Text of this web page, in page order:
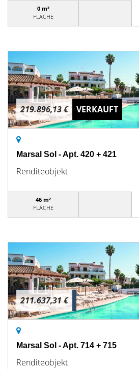
0 m²
FLÄCHE
219.896,13 € VERKAUFT
Marsal Sol - Apt. 420 + 421
Renditeobjekt
46 m²
FLÄCHE
211.637,31 €
Marsal Sol - Apt. 714 + 715
Renditeobjekt